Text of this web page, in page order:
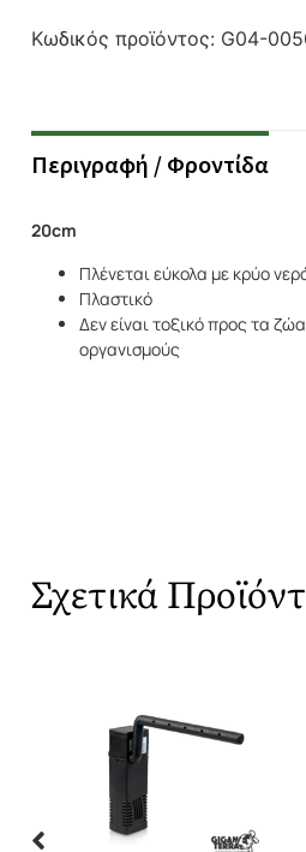
Κωδικός προϊόντος: G04-
Περιγραφή / Φροντίδα
20cm
Πλένεται εύκολα με κρύο
Πλαστικό
Δεν είναι τοξικό προς τα
οργανισμούς
Σχετικά